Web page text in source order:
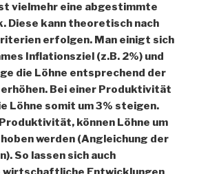
vielmehr eine abgestimmte
Diese kann theoretisch nach
erfolgen. Man einigt sich
Inflationsziel (z.B. 2%) und
die Löhne entsprechend der
Bei einer Produktivität
Löhne somit um 3% steigen.
können Löhne um
werden (Angleichung der
So lassen sich auch